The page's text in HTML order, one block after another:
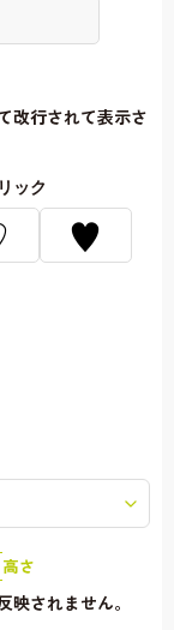
改行されて表示さ
ック
♥
されません。